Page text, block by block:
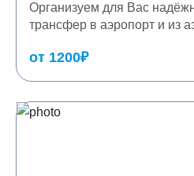
Организуем для Вас
трансфер в аэропорт и из
от 1200₽